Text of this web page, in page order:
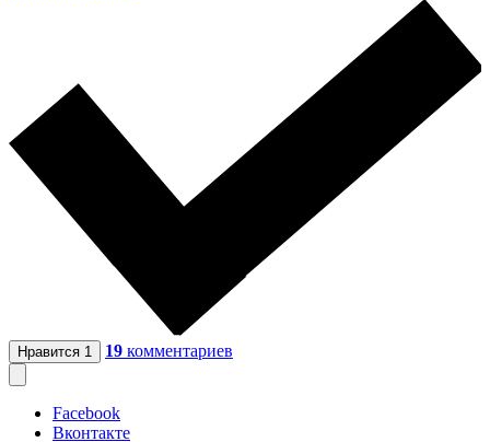
Нравится 1 19 комментариев
Facebook
Вконтакте